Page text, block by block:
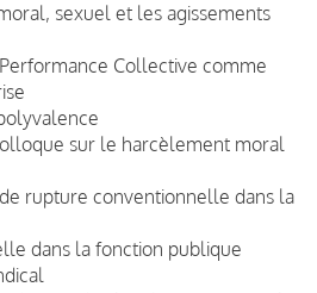
sexuel et les agissements
Collective comme
sur le harcèlement moral
rupture conventionnelle dans la
dans la fonction publique